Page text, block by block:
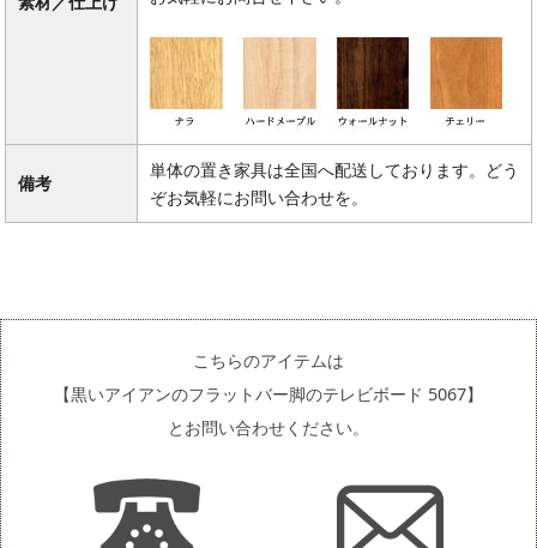
備考
単体の置き家具は全国へ配送しております。どう
ぞお気軽にお問い合わせを。
こちらのアイテムは
【黒いアイアンのフラットバー脚のテレビボード 5067】
とお問い合わせください。